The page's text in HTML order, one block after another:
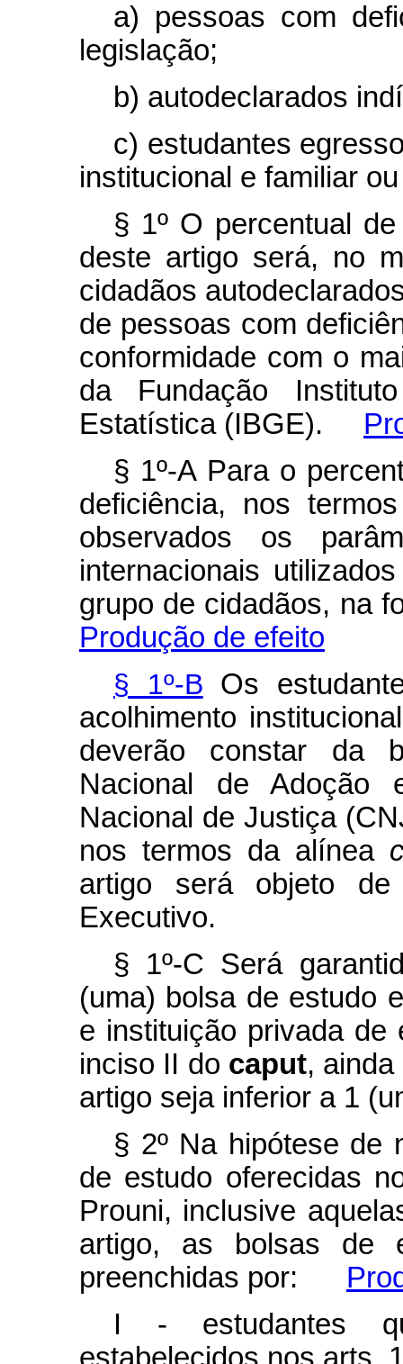
a) pessoas com
legislação;
b) autodeclarados
c) estudantes
institucional e familiar
§ 1º O percentual
deste artigo será, no
cidadãos
de pessoas com
conformidade com o
da Fundação
Estatística (IBGE).
§ 1º-A Para o
deficiência, nos
observados os
internacionais
grupo de cidadãos,
Produção de efeito
§ 1º-B Os
acolhimento
deverão constar da
Nacional de Adoção
Nacional de Justiça
nos termos da alínea
artigo será objeto de
Executivo.
§ 1º-C Será
(uma) bolsa de estudo
e instituição privada de
inciso II do caput,
artigo seja inferior a 1
§ 2º Na hipótese de
de estudo oferecidas
Prouni, inclusive
artigo, as bolsas de
preenchidas por:
I - estudantes